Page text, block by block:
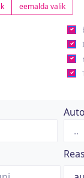
eemalda valik